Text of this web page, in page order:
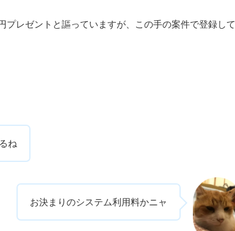
プレゼントと謳っていますが、この手の案件で登録して
ね
お決まりのシステム利用料かニャ